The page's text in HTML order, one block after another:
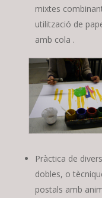
mixtes
utilització de
amb cola .
Pràctica de
dobles, o
postals amb